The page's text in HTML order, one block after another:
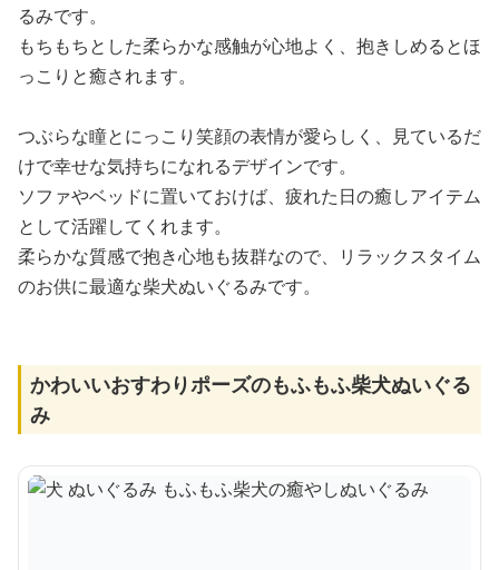
るみです。
もちもちとした柔らかな感触が心地よく、抱きしめるとほ
っこりと癒されます。
つぶらな瞳とにっこり笑顔の表情が愛らしく、見ているだ
けで幸せな気持ちになれるデザインです。
ソファやベッドに置いておけば、疲れた日の癒しアイテム
として活躍してくれます。
柔らかな質感で抱き心地も抜群なので、リラックスタイム
のお供に最適な柴犬ぬいぐるみです。
かわいいおすわりポーズのもふもふ柴犬ぬいぐる
み